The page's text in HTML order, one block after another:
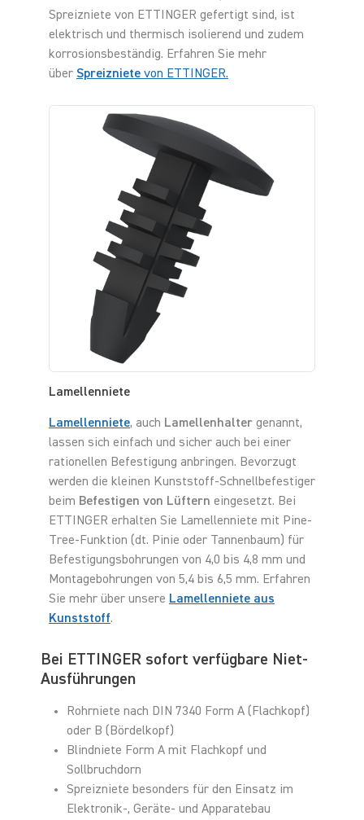
Spreizniete von ETTINGER gefertigt sind, ist
elektrisch und thermisch isolierend und zudem
korrosionsbeständig. Erfahren Sie mehr
über Spreizniete von ETTINGER.
Lamellenniete
Lamellenniete, auch Lamellenhalter genannt,
lassen sich einfach und sicher auch bei einer
rationellen Befestigung anbringen. Bevorzugt
werden die kleinen Kunststoff-Schnellbefestiger
beim Befestigen von Lüftern eingesetzt. Bei
ETTINGER erhalten Sie Lamellenniete mit Pine-
Tree-Funktion (dt. Pinie oder Tannenbaum) für
Befestigungsbohrungen von 4,0 bis 4,8 mm und
Montagebohrungen von 5,4 bis 6,5 mm. Erfahren
Sie mehr über unsere Lamellenniete aus
Kunststoff.
Bei ETTINGER sofort verfügbare Niet-
Ausführungen
Rohrniete nach DIN 7340 Form A (Flachkopf)
oder B (Bördelkopf)
Blindniete Form A mit Flachkopf und
Sollbruchdorn
Spreizniete besonders für den Einsatz im
Elektronik-, Geräte- und Apparatebau